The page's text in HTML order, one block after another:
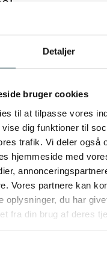
Detaljer
bruger cookies
til at tilpasse vores
dig funktioner til
trafik. Vi deler også
hjemmeside med
Vores partnere kan
oplysninger, du har
fra din brug af deres
i et gratis
får hjælp fra
jeres
og
på at
arbejdsmiljø i